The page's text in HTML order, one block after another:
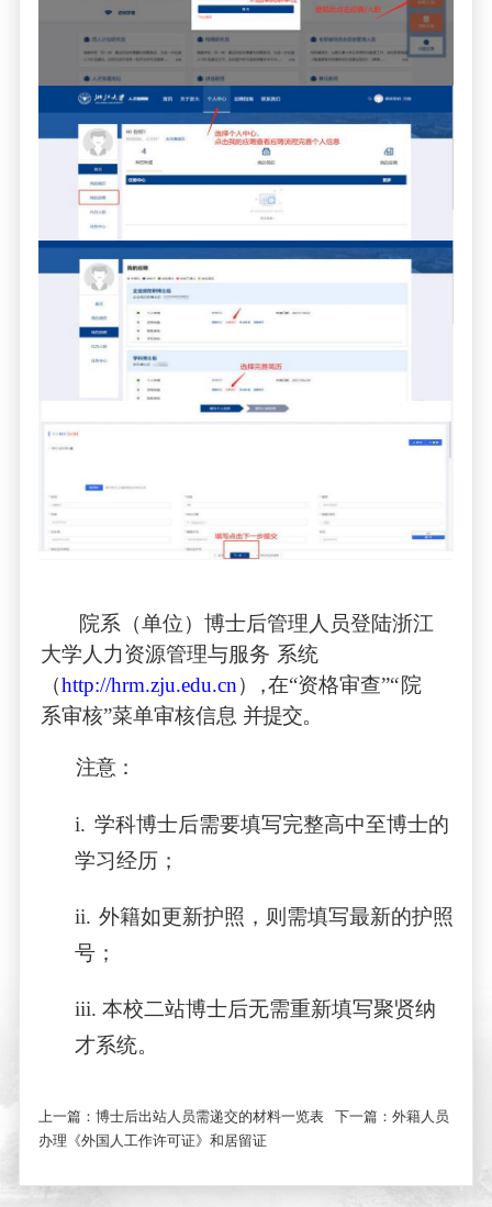
院系（单位）博士后管理人员登陆浙江
大学人力资源管理与服务 系统
（http://hrm.zju.edu.cn），在“资格审查”“院
系审核”菜单审核信息 并提交。
注意：
i. 学科博士后需要填写完整高中至博士的
学习经历；
ii. 外籍如更新护照，则需填写最新的护照
号；
iii. 本校二站博士后无需重新填写聚贤纳
才系统。
上一篇： 博士后出站人员需递交的材料一览表 下一篇： 外籍人员
办理《外国人工作许可证》和居留证